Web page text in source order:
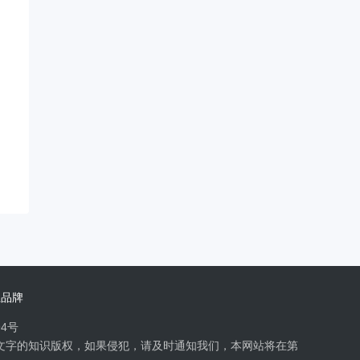
牌
号
的知识版权，如果侵犯，请及时通知我们，本网站将在第